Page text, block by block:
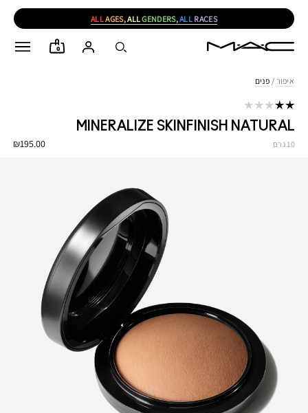
ALLAGES,ALLGENDERS,ALL RACES
0
איפור / פנים
MINERALIZE SKINFINISH NATURAL
₪195.00 10 גרם